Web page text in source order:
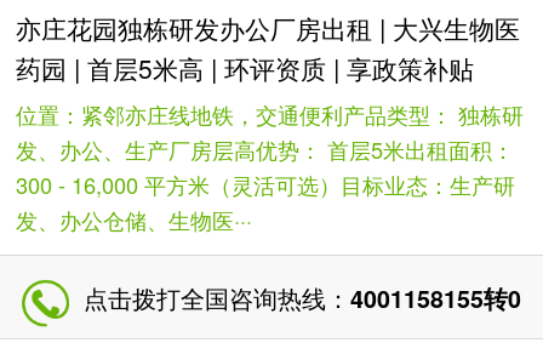
亦庄花园独栋研发办公厂房出租 | 大兴生物医
药园 | 首层5米高 | 环评资质 | 享政策补贴
位置：紧邻亦庄线地铁，交通便利产品类型： 独栋研
发、办公、生产厂房层高优势： 首层5米出租面积：
300 - 16,000 平方米（灵活可选）目标业态：生产研
发、办公仓储、生物医···
点击拨打全国咨询热线： 4001158155转0